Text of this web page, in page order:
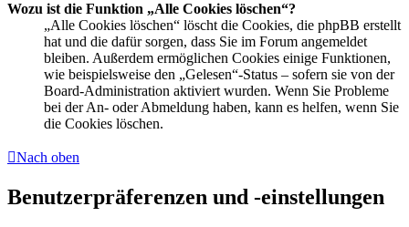
Wozu ist die Funktion „Alle Cookies löschen“?
„Alle Cookies löschen“ löscht die Cookies, die phpBB erstellt
hat und die dafür sorgen, dass Sie im Forum angemeldet
bleiben. Außerdem ermöglichen Cookies einige Funktionen,
wie beispielsweise den „Gelesen“-Status – sofern sie von der
Board-Administration aktiviert wurden. Wenn Sie Probleme
bei der An- oder Abmeldung haben, kann es helfen, wenn Sie
die Cookies löschen.
Nach oben
Benutzerpräferenzen und -einstellungen